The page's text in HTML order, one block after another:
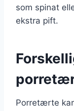
som spinat
ekstra pift.
Porretærte